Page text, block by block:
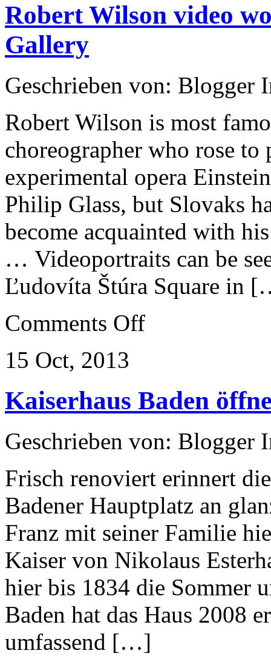
Robert Wilson video
Gallery
Geschrieben von: Blogger
Robert Wilson is most
choreographer who rose
experimental opera
Philip Glass, but Slovaks
become acquainted with
… Videoportraits can be
Ľudovíta Štúra Square in
Comments Offon
Robert
the
National
Gallery
15 Oct, 2013
Kaiserhaus Baden
Geschrieben von: Blogger
Frisch renoviert erinnert
Badener Hauptplatz an
Franz mit seiner Familie
Kaiser von Nikolaus
hier bis 1834 die Sommer
Baden hat das Haus 2008
umfassend […]